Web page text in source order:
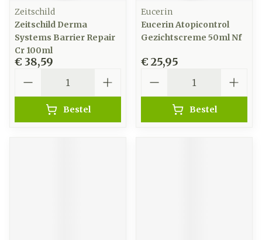
Zeitschild
Zeitschild Derma
Systems Barrier Repair
Cr 100ml
€ 38,59
Bestel
Eucerin
Eucerin Atopicontrol
Gezichtscreme 50ml Nf
€ 25,95
Bestel